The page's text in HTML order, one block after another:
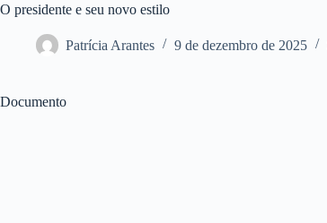
O presidente e seu novo estilo
Patrícia Arantes 9 de dezembro de 2025
Documento